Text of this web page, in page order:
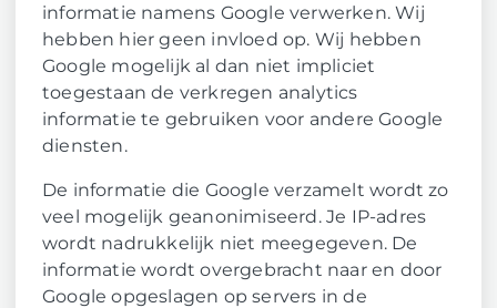
informatie namens Google verwerken. Wij
hebben hier geen invloed op. Wij hebben
Google mogelijk al dan niet impliciet
toegestaan de verkregen analytics
informatie te gebruiken voor andere Google
diensten.
De informatie die Google verzamelt wordt zo
veel mogelijk geanonimiseerd. Je IP-adres
wordt nadrukkelijk niet meegegeven. De
informatie wordt overgebracht naar en door
Google opgeslagen op servers in de